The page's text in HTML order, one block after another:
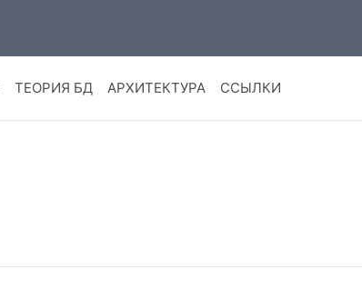
ТЕОРИЯ БД АРХИТЕКТУРА ССЫЛКИ